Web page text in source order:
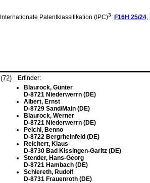
Internationale Patentklassifikation (IPC)3: F16H 25/24,
(72)
Erfinder:
Blaurock, Günter
D-8721 Niederwerrn (DE)
Albert, Ernst
D-8729 Sand/Main (DE)
Blaurock, Werner
D-8721 Niederwerrn (DE)
Peichl, Benno
D-8722 Bergrheinfeld (DE)
Reichert, Klaus
D-8730 Bad Kissingen-Garitz (DE)
Stender, Hans-Georg
D-8721 Hambach (DE)
Schlereth, Rudolf
D-8731 Frauenroth (DE)